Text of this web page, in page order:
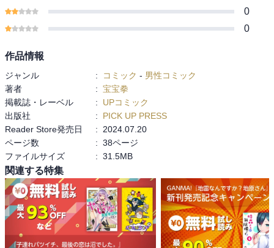
0
0
作品情報
ジャンル : コミック - 男性コミック
著者
: 宝宝拳
掲載誌・レーベル
:
UPコミック
出版社
:
PICK UP PRESS
Reader Store発売日
:
2024.07.20
ページ数
: 38ページ
ファイルサイズ
: 31.5MB
関連する特集